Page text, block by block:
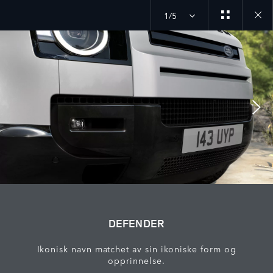
1/5
Close
gallery
DEFENDER
Ikonisk navn matchet av sin ikoniske form og
opprinnelse.